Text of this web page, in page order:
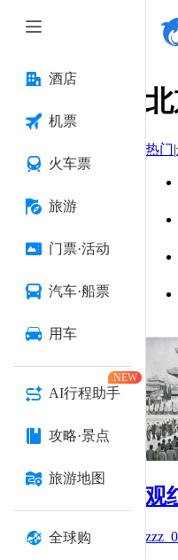
酒店
机票
火车票
旅游
门票·活动
汽车·船票
用车
AI行程助手
NEW
攻略·景点
旅游地图
全球购
热门|
观